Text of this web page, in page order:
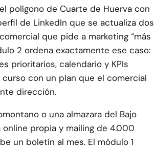
polígono de Cuarte de Huerva con
de LinkedIn que se actualiza dos
que pide a marketing “más
2 ordena exactamente ese caso:
prioritarios, calendario y KPIs
curso con un plan que el comercial
dirección.
o una almazara del Bajo
propia y mailing de 4.000
un boletín al mes. El módulo 1